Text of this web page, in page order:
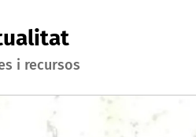
per un món
i recursos